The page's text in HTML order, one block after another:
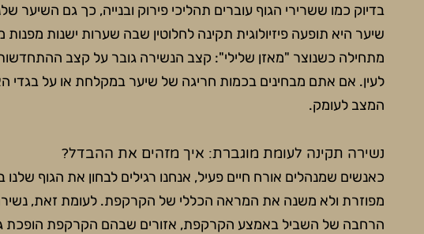
בדיוק כמו ששרירי הגוף עוברים תהליכי פירוק ובנייה, כך גם השיער
שיער היא תופעה פיזיולוגית תקינה לחלוטין שבה שערות ישנות
מתחילה כשנוצר "מאזן שלילי": קצב הנשירה גובר על קצב
לעין. אם אתם מבחינים בכמות חריגה של שיער במקלחת או על בגדי
המצב לעומק.
נשירה תקינה לעומת מוגברת: איך מזהים את ההבדל?
כאנשים שמנהלים אורח חיים פעיל, אנחנו רגילים לבחון את הגוף
מפוזרת ולא משנה את המראה הכללי של הקרקפת. לעומת זאת,
הרחבה של השביל באמצע הקרקפת, אזורים שבהם הקרקפת הופכת